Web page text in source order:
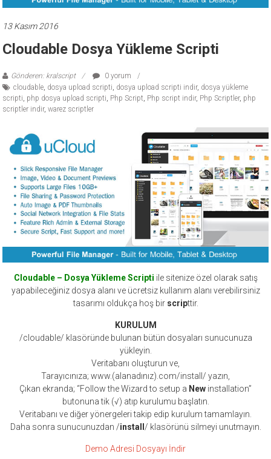
ücretli
temalar,
temaları,
temaları,
theme
download
13 Kasım 2016
Cloudable Dosya Yükleme Scripti
Gönderen: kralscript
0 yorum
cloudable, dosya upload scripti, dosya upload scripti indir, dosya yükleme
scripti, php dosya upload scripti, Php Script, Php script indir, Php Scriptler, php
scriptler indir,warez scriptler
Cloudable – Dosya Yükleme Scripti ile sitenize özel olarak satış
yapabileceğiniz dosya alanı ve ücretsiz kullanım alanı verebilirsiniz
tasarımı oldukça hoş bir scripttir.
KURULUM
/cloudable/ klasöründe bulunan bütün dosyaları sunucunuza
yükleyin.
Veritabanı oluşturun ve,
Tarayıcınıza; www.(alanadınız).com/install/ yazın,
Çıkan ekranda; “Follow the Wizard to setup a New installation”
butonuna tik (√) atıp kurulumu başlatın.
Veritabanı ve diğer yönergeleri takip edip kurulum tamamlayın.
Daha sonra sunucunuzdan /install / klasörünü silmeyi unutmayın.
Demo Adresi Dosyayı İndir